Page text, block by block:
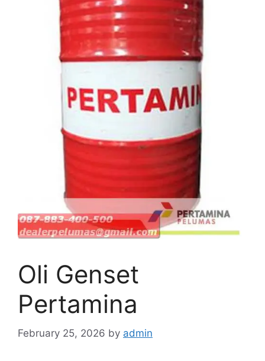
Oli Genset
Pertamina
February 25, 2026 by admin